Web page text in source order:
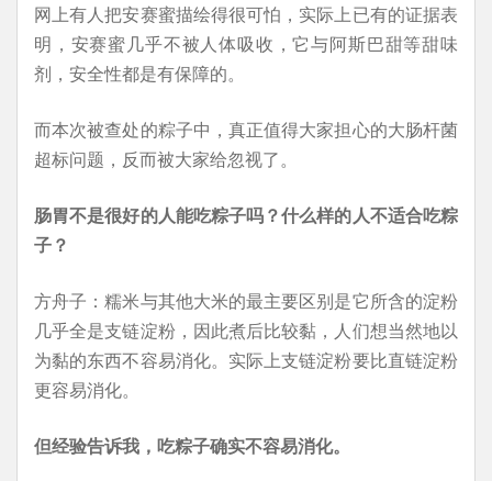
网上有人把安赛蜜描绘得很可怕，实际上已有的证据表
明，安赛蜜几乎不被人体吸收，它与阿斯巴甜等甜味
剂，安全性都是有保障的。
而本次被查处的粽子中，真正值得大家担心的大肠杆菌
超标问题，反而被大家给忽视了。
肠胃不是很好的人能吃粽子吗？什么样的人不适合吃粽
子？
方舟子：糯米与其他大米的最主要区别是它所含的淀粉
几乎全是支链淀粉，因此煮后比较黏，人们想当然地以
为黏的东西不容易消化。实际上支链淀粉要比直链淀粉
更容易消化。
但经验告诉我，吃粽子确实不容易消化。